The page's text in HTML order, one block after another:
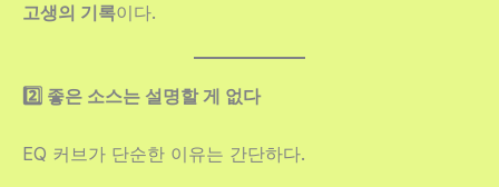
고생의 기록이다.
2️⃣ 좋은 소스는 설명할 게 없다
EQ 커브가 단순한 이유는 간단하다.